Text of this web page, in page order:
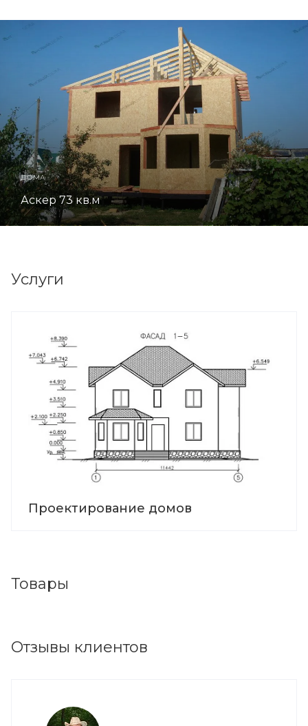
ДОМА
Аскер 73 кв.м
Услуги
Проектирование домов
Товары
Отзывы клиентов